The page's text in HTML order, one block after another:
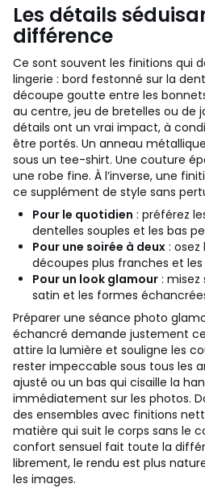
Les détails
différence
Ce sont souvent les finitions qui
lingerie : bord festonné sur la
découpe goutte entre les
au centre, jeu de bretelles ou de
détails ont un vrai impact, à
être portés. Un anneau
sous un tee-shirt. Une couture
une robe fine. À l’inverse, une
ce supplément de style sans
Pour le quotidien : préférez
dentelles souples et les bas
Pour une soirée à deux : osez
découpes plus franches et les
Pour un look glamour : misez
satin et les formes
Préparer une séance photo
échancré demande justement
attire la lumière et souligne les
rester impeccable sous tous les
ajusté ou un bas qui cisaille la
immédiatement sur les photos.
des ensembles avec finitions
matière qui suit le corps sans le
confort sensuel fait toute la
librement, le rendu est plus
les images.